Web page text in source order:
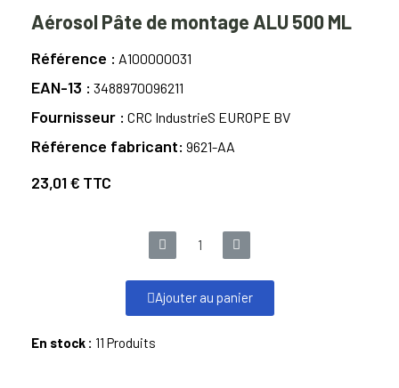
Aérosol Pâte de montage ALU 500 ML
Référence A100000031
EAN-13 3488970096211
Fournisseur CRC IndustrieS EUROPE BV
Référence fabricant 9621-AA
23,01 € TTC
Ajouter au panier
En stock : 11 Produits